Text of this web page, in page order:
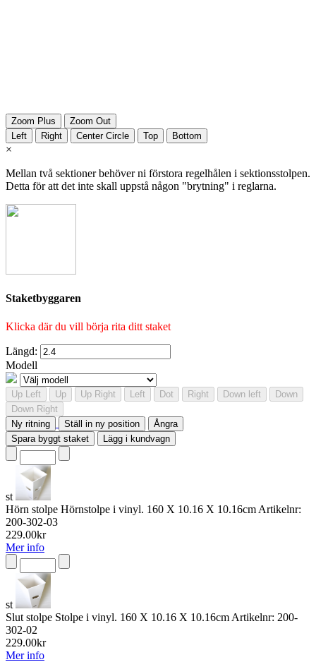
Zoom Plus
Zoom Out
Left
Right Center Circle Top Bottom
×
Mellan två sektioner behöver ni förstora regelhålen i sektionsstolpen.
Detta för att det inte skall uppstå någon "brytning" i reglarna.
Staketbyggaren
Klicka där du vill börja rita ditt staket
Längd:
Modell
Up Left Up Up Right Left Dot Right Down left
Down
Down Right
Ny ritning
Ställ in ny position
Ångra
Spara byggt staket
Lägg i kundvagn
st
Hörn stolpe Hörnstolpe i vinyl. 160 X 10.16 X 10.16cm Artikelnr:
200-302-03
229.00kr
Mer info
st
Slut stolpe Stolpe i vinyl. 160 X 10.16 X 10.16cm Artikelnr: 200-
302-02
229.00kr
Mer info